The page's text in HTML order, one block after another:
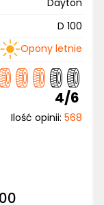
Dayton
D 100
Opony letnie
4/6
Ilość opinii: 568